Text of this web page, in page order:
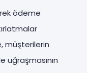
ödeme
müşterilerin